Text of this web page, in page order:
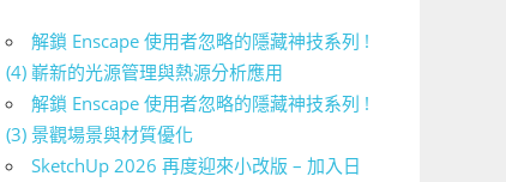
解鎖 Enscape 使用者忽略的隱藏神技系列 !
(4) 嶄新的光源管理與熱源分析應用
解鎖 Enscape 使用者忽略的隱藏神技系列 !
(3) 景觀場景與材質優化
SketchUp 2026 再度迎來小改版 – 加入日